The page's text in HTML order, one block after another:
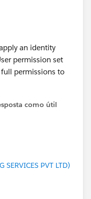
an identity
permission set
permissions to
como útil
SERVICES PVT LTD)